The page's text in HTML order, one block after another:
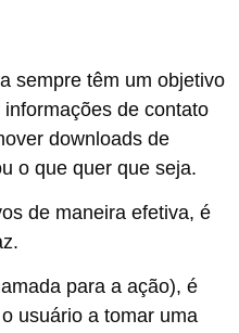
sempre têm um objetivo
de contato
downloads de
o que quer que seja.
de maneira efetiva, é
para a ação), é
usuário a tomar uma